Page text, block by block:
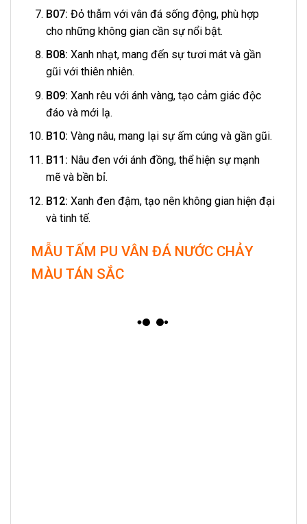
B07: Đỏ thẫm với vân đá sống động, phù hợp
cho những không gian cần sự nổi bật.
B08: Xanh nhạt, mang đến sự tươi mát và gần
gũi với thiên nhiên.
B09: Xanh rêu với ánh vàng, tạo cảm giác độc
đáo và mới lạ.
B10: Vàng nâu, mang lại sự ấm cúng và gần gũi.
B11: Nâu đen với ánh đồng, thể hiện sự mạnh
mẽ và bền bỉ.
B12: Xanh đen đậm, tạo nên không gian hiện đại
và tinh tế.
MẪU TẤM PU VÂN ĐÁ NƯỚC CHẢY
MÀU TÁN SẮC